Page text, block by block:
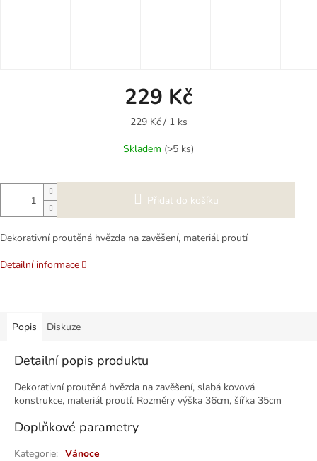
229 Kč
Měrná
229 Kč / 1 ks
Skladem (>5 ks)
Přidat do košíku
Dekorativní proutěná hvězda na zavěšení, materiál proutí
Detailní informace
Popis Diskuze
Detailní popis produktu
Dekorativní proutěná hvězda na zavěšení, slabá kovová
konstrukce, materiál proutí. Rozměry výška 36cm, šířka 35cm
Doplňkové parametry
Kategorie: Vánoce